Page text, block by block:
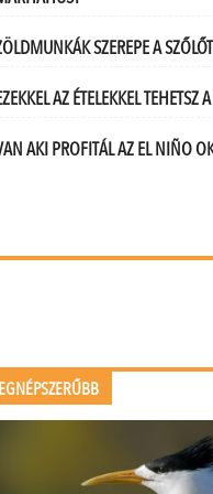
SZEREPE A
AZ ÉTELEKKEL TEHETSZ
AKI PROFITÁL AZ EL NIÑO